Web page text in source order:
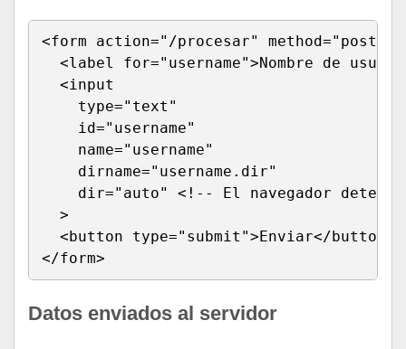
<form action="/procesar" method="post">
<label for="username">Nombre de
  <input
    type="text"
    id="username"
    name="username"
    dirname="username.dir"
dir="auto" <!-- El navegador
  >
  <button type="submit">Enviar</button>
</form>
Datos enviados al servidor